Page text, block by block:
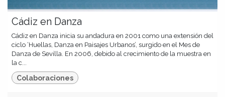
Cádiz en Danza
Cádiz en Danza inicia su andadura en 2001 como una extensión del
ciclo ‘Huellas, Danza en Paisajes Urbanos’, surgido en el Mes de
Danza de Sevilla. En 2006, debido al crecimiento de la muestra en
la c...
Colaboraciones